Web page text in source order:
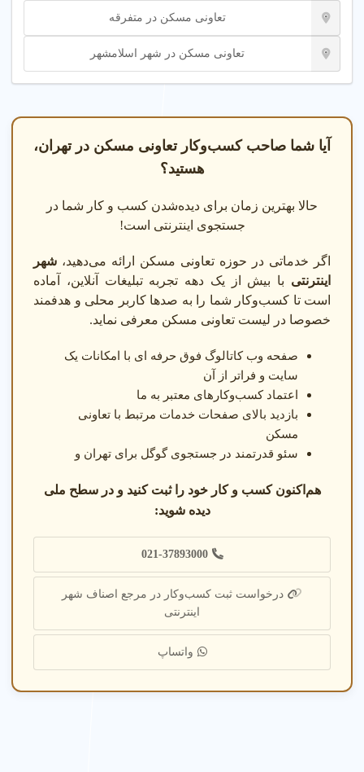
تعاونی مسکن در متفرقه
تعاونی مسکن در شهر اسلامشهر
آیا شما صاحب کسب‌وکار تعاونی مسکن در تهران،
هستید؟
حالا بهترین زمان برای دیده‌شدن کسب و کار شما در
جستجوی اینترنتی است!
اگر خدماتی در حوزه تعاونی مسکن ارائه می‌دهید، شهر
اینترنتی با بیش از یک دهه تجربه تبلیغات آنلاین، آماده
است تا کسب‌وکار شما را به صدها کاربر محلی و هدفمند
خصوصا در لیست تعاونی مسکن معرفی نماید.
صفحه وب کاتالوگ فوق حرفه ای با امکانات یک
سایت و فراتر از آن
اعتماد کسب‌وکارهای معتبر به ما
بازدید بالای صفحات خدمات مرتبط با تعاونی
مسکن
سئو قدرتمند در جستجوی گوگل برای تهران و
هم‌اکنون کسب و کار خود را ثبت کنید و در سطح ملی
دیده شوید:
021-37893000
درخواست ثبت کسب‌وکار در مرجع اصناف شهر
اینترنتی
واتساپ